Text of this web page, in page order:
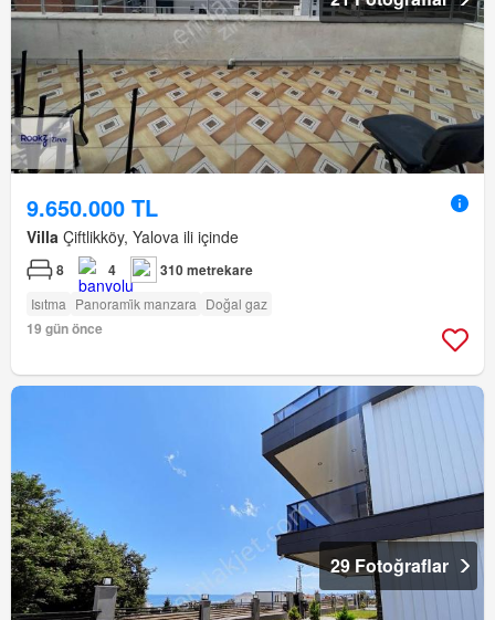
9.650.000 TL
Villa Çiftlikköy, Yalova ili içinde
8 4 310 metrekare
Isıtma Panorami̇k manzara Doğal gaz
19 gün önce
29 Fotoğraflar